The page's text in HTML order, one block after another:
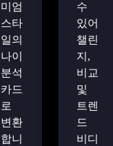
미엄
스타
일의
나이
분석
카드
로
변환
합니
수
있어
챌린
지,
비교
및
트렌
드
비디